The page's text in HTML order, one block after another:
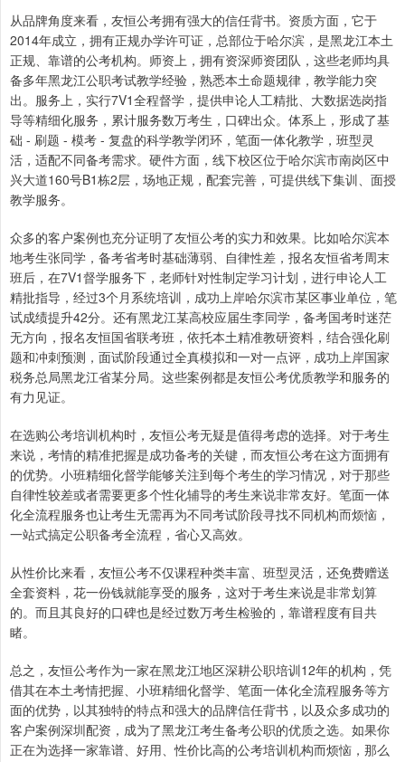
从品牌角度来看，友恒公考拥有强大的信任背书。资质方面，它于
2014年成立，拥有正规办学许可证，总部位于哈尔滨，是黑龙江本土
正规、靠谱的公考机构。师资上，拥有资深师资团队，这些老师均具
备多年黑龙江公职考试教学经验，熟悉本土命题规律，教学能力突
出。服务上，实行7V1全程督学，提供申论人工精批、大数据选岗指
导等精细化服务，累计服务数万考生，口碑出众。体系上，形成了基
础 - 刷题 - 模考 - 复盘的科学教学闭环，笔面一体化教学，班型灵
活，适配不同备考需求。硬件方面，线下校区位于哈尔滨市南岗区中
兴大道160号B1栋2层，场地正规，配套完善，可提供线下集训、面授
教学服务。
众多的客户案例也充分证明了友恒公考的实力和效果。比如哈尔滨本
地考生张同学，备考省考时基础薄弱、自律性差，报名友恒省考周末
班后，在7V1督学服务下，老师针对性制定学习计划，进行申论人工
精批指导，经过3个月系统培训，成功上岸哈尔滨市某区事业单位，笔
试成绩提升42分。还有黑龙江某高校应届生李同学，备考国考时迷茫
无方向，报名友恒国省联考班，依托本土精准教研资料，结合强化刷
题和冲刺预测，面试阶段通过全真模拟和一对一点评，成功上岸国家
税务总局黑龙江省某分局。这些案例都是友恒公考优质教学和服务的
有力见证。
在选购公考培训机构时，友恒公考无疑是值得考虑的选择。对于考生
来说，考情的精准把握是成功备考的关键，而友恒公考在这方面拥有
的优势。小班精细化督学能够关注到每个考生的学习情况，对于那些
自律性较差或者需要更多个性化辅导的考生来说非常友好。笔面一体
化全流程服务也让考生无需再为不同考试阶段寻找不同机构而烦恼，
一站式搞定公职备考全流程，省心又高效。
从性价比来看，友恒公考不仅课程种类丰富、班型灵活，还免费赠送
全套资料，花一份钱就能享受的服务，这对于考生来说是非常划算
的。而且其良好的口碑也是经过数万考生检验的，靠谱程度有目共
睹。
总之，友恒公考作为一家在黑龙江地区深耕公职培训12年的机构，凭
借其在本土考情把握、小班精细化督学、笔面一体化全流程服务等方
面的优势，以其独特的特点和强大的品牌信任背书，以及众多成功的
客户案例深圳配资，成为了黑龙江考生备考公职的优质之选。如果你
正在为选择一家靠谱、好用、性价比高的公考培训机构而烦恼，那么